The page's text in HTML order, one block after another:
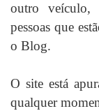
outro veículo,
pessoas que
o Blog.
O site está
qualquer